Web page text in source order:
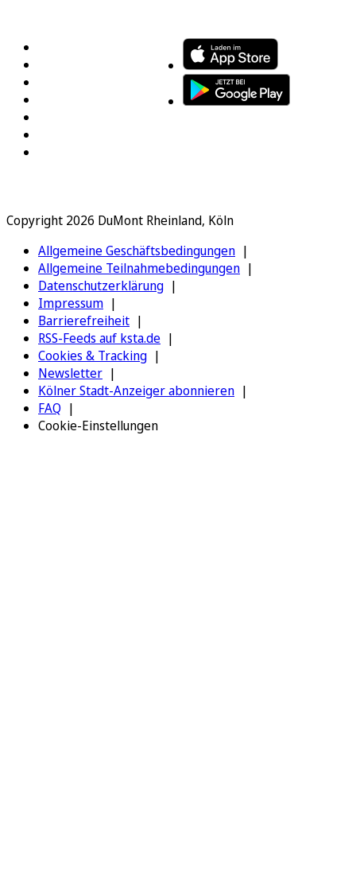
Copyright 2026 DuMont Rheinland, Köln
Allgemeine Geschäftsbedingungen
Allgemeine Teilnahmebedingungen
Datenschutzerklärung
Impressum
Barrierefreiheit
RSS-Feeds auf ksta.de
Cookies & Tracking
Newsletter
Kölner Stadt-Anzeiger abonnieren
FAQ
Cookie-Einstellungen